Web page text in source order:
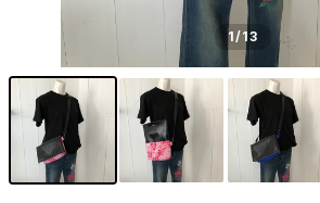
1/13